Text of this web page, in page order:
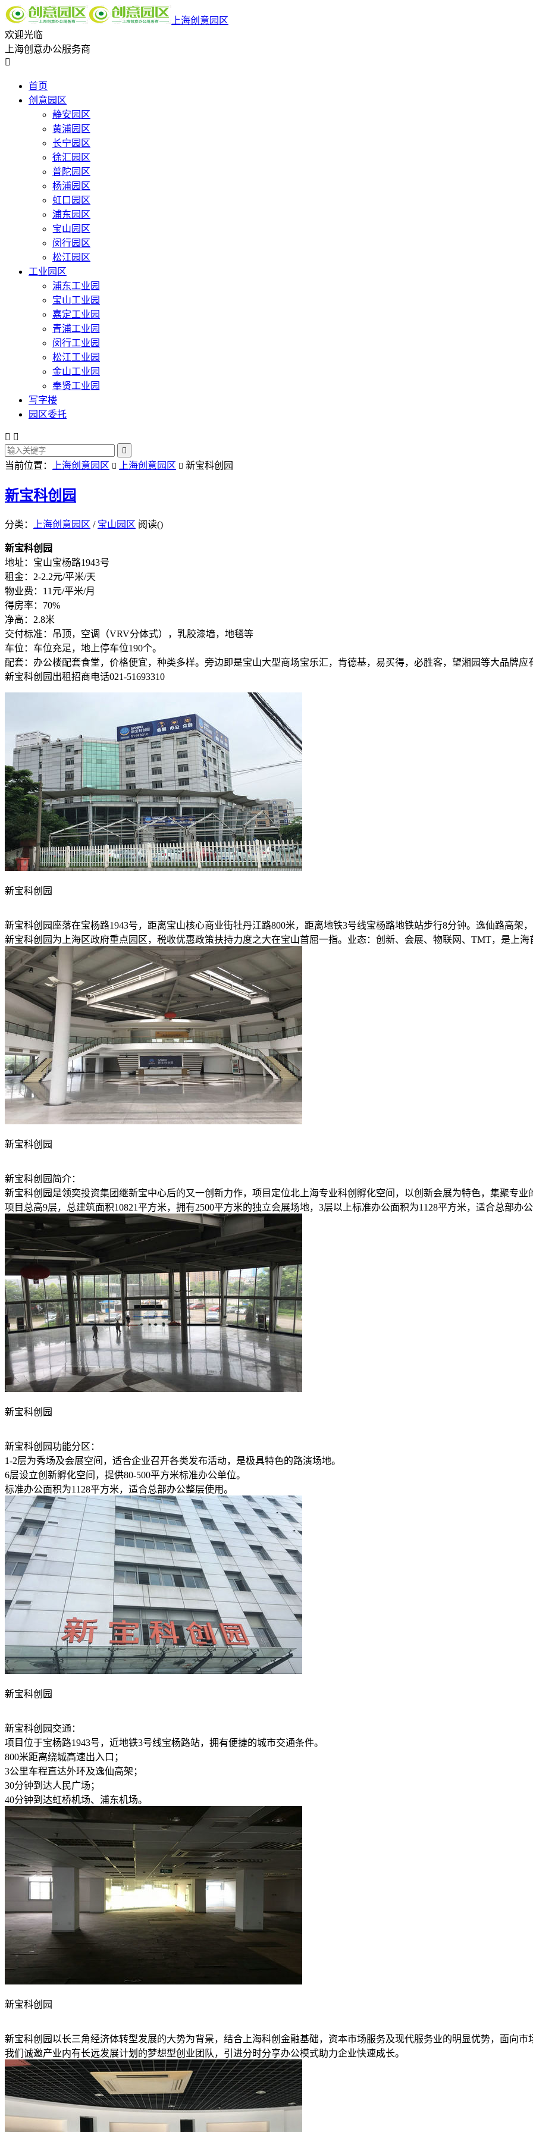
上海创意园区
欢迎光临
上海创意办公服务商

首页
创意园区
静安园区
黄浦园区
长宁园区
徐汇园区
普陀园区
杨浦园区
虹口园区
浦东园区
宝山园区
闵行园区
松江园区
工业园区
浦东工业园
宝山工业园
嘉定工业园
青浦工业园
闵行工业园
松江工业园
金山工业园
奉贤工业园
写字楼
园区委托
 

当前位置： 上海创意园区  上海创意园区  新宝科创园
新宝科创园
分类： 上海创意园区 / 宝山园区 阅读()
新宝科创园
地址：宝山宝杨路1943号
租金：2-2.2元/平米/天
物业费：11元/平米/月
得房率：70%
净高：2.8米
交付标准：吊顶，空调（VRV分体式），乳胶漆墙，地毯等
车位：车位充足，地上停车位190个。
配套：办公楼配套食堂，价格便宜，种类多样。旁边即是宝山大型商场宝乐汇，肯德基，易买得，必胜客，望湘园等大品牌应
新宝科创园出租招商电话021-51693310
新宝科创园
新宝科创园座落在宝杨路1943号，距离宝山核心商业街牡丹江路800米，距离地铁3号线宝杨路地铁站步行8分钟。逸仙路高架
新宝科创园为上海区政府重点园区，税收优惠政策扶持力度之大在宝山首屈一指。业态：创新、会展、物联网、TMT，是上海
新宝科创园
新宝科创园简介：
新宝科创园是领奕投资集团继新宝中心后的又一创新力作，项目定位北上海专业科创孵化空间，以创新会展为特色，集聚专
项目总高9层，总建筑面积10821平方米，拥有2500平方米的独立会展场地，3层以上标准办公面积为1128平方米，适合总部办
新宝科创园
新宝科创园功能分区：
1-2层为秀场及会展空间，适合企业召开各类发布活动，是极具特色的路演场地。
6层设立创新孵化空间，提供80-500平方米标准办公单位。
标准办公面积为1128平方米，适合总部办公整层使用。
新宝科创园
新宝科创园交通：
项目位于宝杨路1943号，近地铁3号线宝杨路站，拥有便捷的城市交通条件。
800米距离绕城高速出入口；
3公里车程直达外环及逸仙高架；
30分钟到达人民广场；
40分钟到达虹桥机场、浦东机场。
新宝科创园
新宝科创园以长三角经济体转型发展的大势为背景，结合上海科创金融基础，资本市场服务及现代服务业的明显优势，面向
我们诚邀产业内有长远发展计划的梦想型创业团队，引进分时分享办公模式助力企业快速成长。